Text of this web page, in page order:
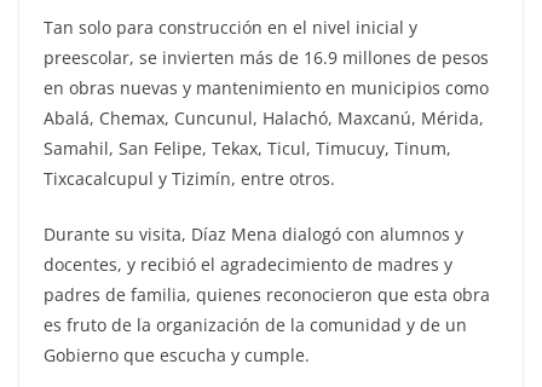
Tan solo para construcción en el nivel inicial y
preescolar, se invierten más de 16.9 millones de pesos
en obras nuevas y mantenimiento en municipios como
Abalá, Chemax, Cuncunul, Halachó, Maxcanú, Mérida,
Samahil, San Felipe, Tekax, Ticul, Timucuy, Tinum,
Tixcacalcupul y Tizimín, entre otros.
Durante su visita, Díaz Mena dialogó con alumnos y
docentes, y recibió el agradecimiento de madres y
padres de familia, quienes reconocieron que esta obra
es fruto de la organización de la comunidad y de un
Gobierno que escucha y cumple.